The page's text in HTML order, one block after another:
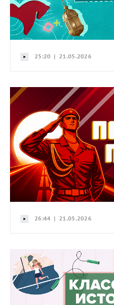
25:20 | 21.05.2026
26:44 | 21.05.2026